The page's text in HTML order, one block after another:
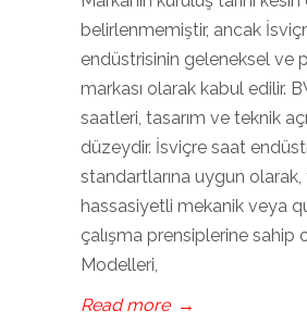
belirlenmemiştir, ancak
endüstrisinin geleneksel ve
markası olarak kabul edilir.
saatleri, tasarım ve teknik
düzeydir. İsviçre saat
standartlarına uygun olarak,
hassasiyetli mekanik veya
çalışma prensiplerine sahip
Modelleri,
Read more →